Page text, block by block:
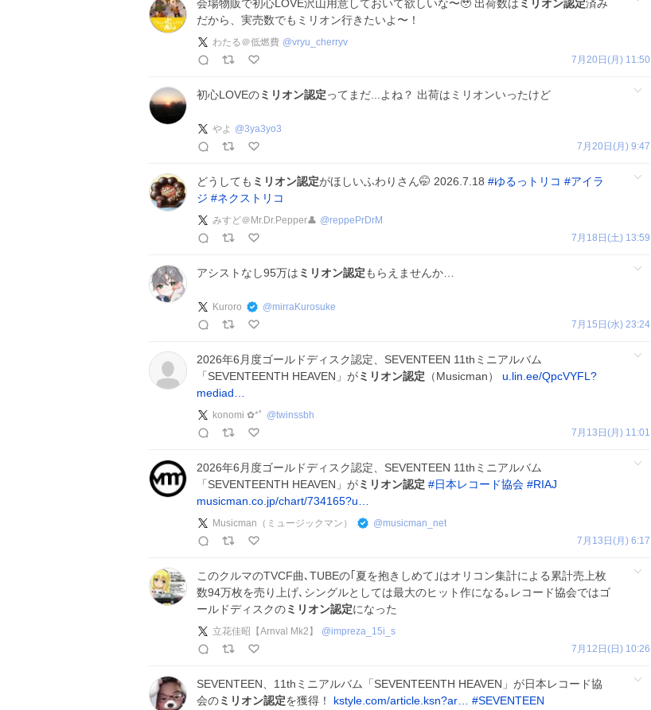
会場物販で初心LOVE沢山用意しておいて欲しいな〜🥹 出荷数は ミリオン認定済み
だから、実売数でもミリオン行きたいよ〜！
わたる＠低燃費 @vryu_cherryv
7月20日(月) 11:50
初心LOVEのミリオン認定ってまだ...よね？ 出荷はミリオンいったけど
やよ @3ya3yo3
7月20日(月) 9:47
どうしても ミリオン認定がほしいふわりさん🤭 2026.7.18 #ゆるっトリコ #アイラ
ジ #ネクストリコ
みすど＠Mr.Dr.Pepper👤 @reppePrDrM
7月18日(土) 13:59
アシストなし95万は ミリオン認定もらえませんか…
Kuroro @mirraKurosuke
7月15日(水) 23:24
2026年6月度ゴールドディスク認定、SEVENTEEN 11thミニアルバム
「SEVENTEENTH HEAVEN」がミリオン認定 （Musicman） u.lin.ee/QpcVYFL?
mediad…
konomi ✿*ﾟ @twinssbh
7月13日(月) 11:01
2026年6月度ゴールドディスク認定、SEVENTEEN 11thミニアルバム
「SEVENTEENTH HEAVEN」がミリオン認定 #日本レコード協会 #RIAJ
musicman.co.jp/chart/734165?u…
Musicman（ミュージックマン） @musicman_net
7月13日(月) 6:17
このクルマのTVCF曲､TUBEの｢夏を抱きしめて｣はオリコン集計による累計売上枚
数94万枚を売り上げ､シングルとしては最大のヒット作になる｡レコード協会ではゴ
ールドディスクのミリオン認定になった
立花佳昭【Arnval Mk2】 @impreza_15i_s
7月12日(日) 10:26
SEVENTEEN、11thミニアルバム「SEVENTEENTH HEAVEN」が日本レコード協
会のミリオン認定を獲得！ kstyle.com/article.ksn?ar… #SEVENTEEN